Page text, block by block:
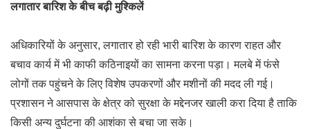
लगातार बारिश के बीच बढ़ी मुश्किलें
अधिकारियों के अनुसार, लगातार हो रही भारी बारिश के कारण राहत और
बचाव कार्य में भी काफी कठिनाइयों का सामना करना पड़ा। मलबे में फंसे
लोगों तक पहुंचने के लिए विशेष उपकरणों और मशीनों की मदद ली गई।
प्रशासन ने आसपास के क्षेत्र को सुरक्षा के मद्देनजर खाली करा दिया है ताकि
किसी अन्य दुर्घटना की आशंका से बचा जा सके।